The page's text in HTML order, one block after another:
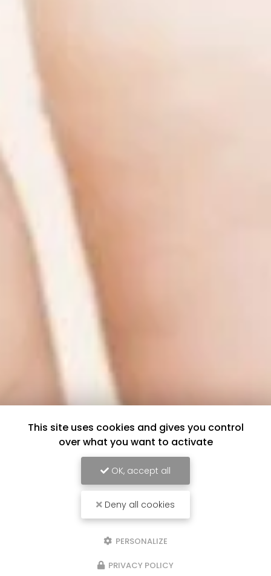
This site uses cookies and gives you control
over what you want to activate
OK, accept all
Deny all cookies
PERSONALIZE
PRIVACY POLICY